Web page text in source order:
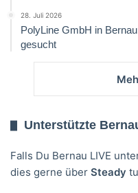
28. Juli 2026
PolyLine GmbH in
gesucht
Unterstützte
Falls Du Bernau LIVE
dies gerne über Steady